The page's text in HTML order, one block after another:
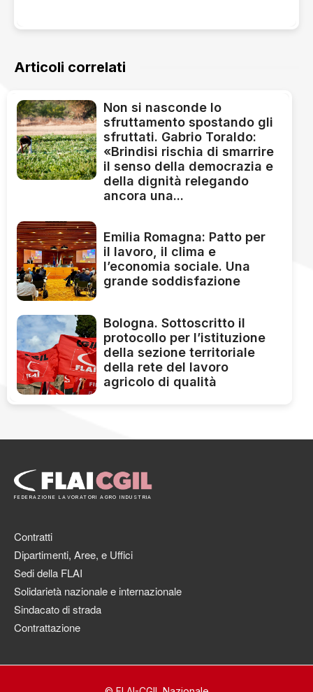
Articoli correlati
Non si nasconde lo
sfruttamento spostando gli
sfruttati. Gabrio Toraldo:
«Brindisi rischia di smarrire
il senso della democrazia e
della dignità relegando
ancora una...
Emilia Romagna: Patto per
il lavoro, il clima e
l’economia sociale. Una
grande soddisfazione
Bologna. Sottoscritto il
protocollo per l’istituzione
della sezione territoriale
della rete del lavoro
agricolo di qualità
FEDERAZIONE LAVORATORI AGRO INDUSTRIA
Contratti
Dipartimenti, Aree, e Uffici
Sedi della FLAI
Solidarietà nazionale e internazionale
Sindacato di strada
Contrattazione